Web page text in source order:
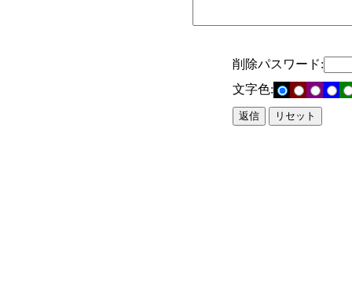
削除パスワード:
文字色: